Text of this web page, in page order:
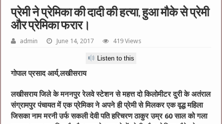
प्रेमी ने प्रेमिका की दादी की हत्या, हुआ मौके से प्रेमी
और प्रेमिका फरार।
admin June 14, 2017 419 Views
Listen to this
गोपाल प्रसाद आर्य,लखीसराय
लखीसराय जिले के मननपुर रेलवे स्टेशन से महत्त दो किलोमीटर दुरी के अतंराल
संग्रामपुर पंचायत में एक प्रेमिका ने अपने ही प्रेमी से मिलकर एक वृद्ध महिला
जिसका नाम मरनी उर्फ सकली देवी पति हरिचरण ठाकुर उम्र 60 साल को गला